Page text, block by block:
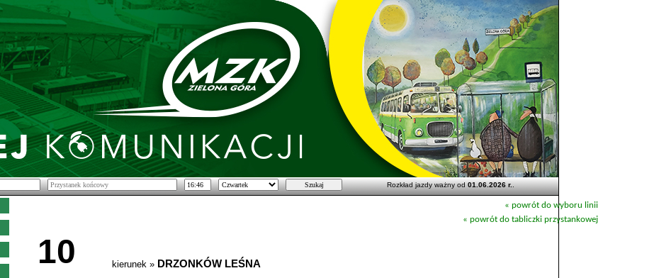
Rozkład jazdy ważny od01.06.2026 r..
« powrót do wyboru linii
« powrót do tabliczki przystankowej
10 kierunek » DRZONKÓW LEŚNA